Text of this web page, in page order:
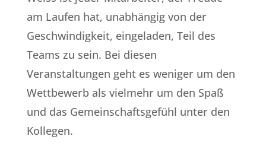
am Laufen hat, unabhängig von der
Geschwindigkeit, eingeladen, Teil des
Teams zu sein. Bei diesen
Veranstaltungen geht es weniger um den
Wettbewerb als vielmehr um den Spaß
und das Gemeinschaftsgefühl unter den
Kollegen.